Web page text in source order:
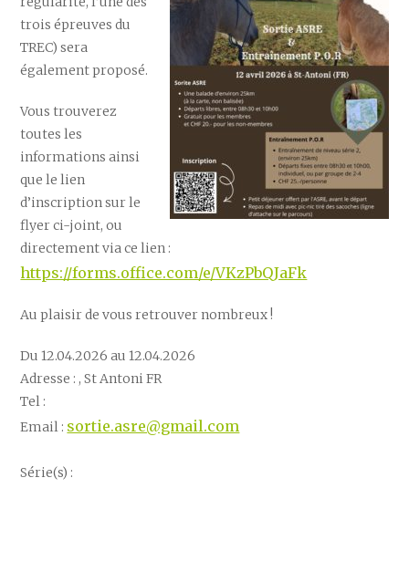
trois épreuves du
TREC) sera
également proposé.
Vous trouverez
toutes les
informations ainsi
que le lien
d’inscription sur le
flyer ci-joint, ou
directement via ce lien :
https://forms.office.com/e/VKzPbQJaFk
Au plaisir de vous retrouver nombreux !
Du 12.04.2026 au 12.04.2026
Adresse : , St Antoni FR
Tel :
Email : sortie.asre@gmail.com
Série(s) :